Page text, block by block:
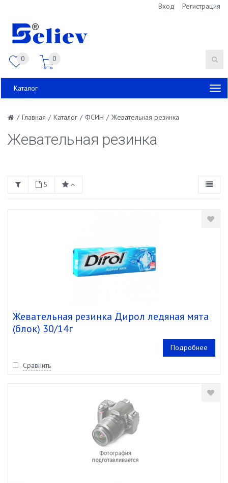
Вход Регистрация
0 0
Каталог
/ Главная / Каталог / ФСИН / Жевательная резинка
Жевательная резинка
5
Жевательная резинка Дирол ледяная мята
(блок) 30/14г
Подробнее
Сравнить